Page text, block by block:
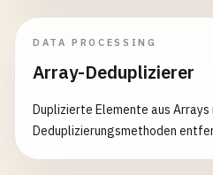
DATA PROCESSING
Array-Deduplizierer
Duplizierte Elemente aus Arrays
Deduplizierungsmethoden